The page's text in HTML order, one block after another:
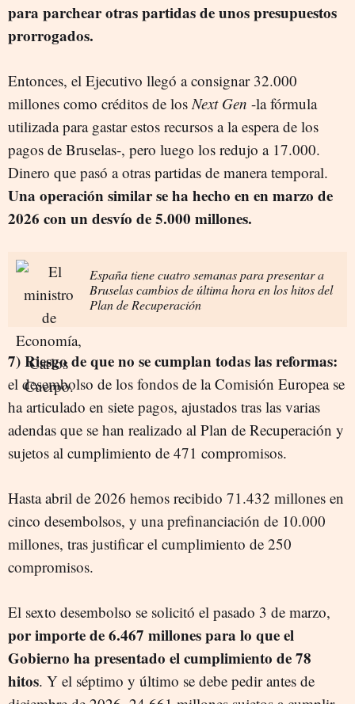
para parchear otras partidas de unos presupuestos
prorrogados.
Entonces, el Ejecutivo llegó a consignar 32.000
millones como créditos de los Next Gen -la fórmula
utilizada para gastar estos recursos a la espera de los
pagos de Bruselas-, pero luego los redujo a 17.000.
Dinero que pasó a otras partidas de manera temporal.
Una operación similar se ha hecho en en marzo de
2026 con un desvío de 5.000 millones.
España tiene cuatro semanas para presentar a
Bruselas cambios de última hora en los hitos del
Plan de Recuperación
7) Riesgo de que no se cumplan todas las reformas:
el desembolso de los fondos de la Comisión Europea se
ha articulado en siete pagos, ajustados tras las varias
adendas que se han realizado al Plan de Recuperación y
sujetos al cumplimiento de 471 compromisos.
Hasta abril de 2026 hemos recibido 71.432 millones en
cinco desembolsos, y una prefinanciación de 10.000
millones, tras justificar el cumplimiento de 250
compromisos.
El sexto desembolso se solicitó el pasado 3 de marzo,
por importe de 6.467 millones para lo que el
Gobierno ha presentado el cumplimiento de 78
hitos. Y el séptimo y último se debe pedir antes de